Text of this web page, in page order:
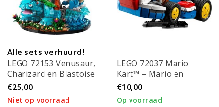
Alle sets verhuurd!
LEGO 72153 Venusaur,
Charizard en Blastoise
€25,00
Niet op voorraad
LEGO 72037 Mario
Kart™ – Mario en
standaardkart
€10,00
Op voorraad